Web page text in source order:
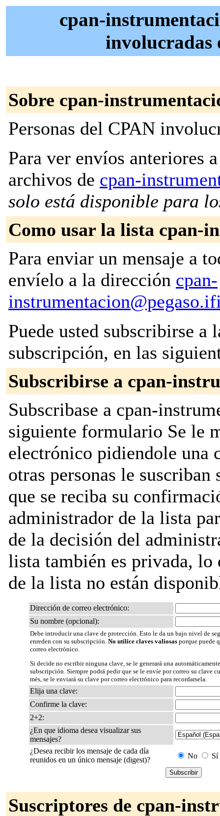
cpan-
involucradas
Sobre cpan-
Personas del CPAN
Para ver envíos anteriores
archivos de cpan-
solo está disponible para
Como usar la lista cpan-
Para enviar un mensaje a
envíelo a la dirección cpan-
Puede usted subscribirse a
subscripción, en las
Subscribirse a cpan-
Subscribase a cpan-
siguiente formulario Se le
electrónico pidiendole una
otras personas le
que se reciba su
administrador de la lista
de la decisión del
lista también es privada,
de la lista no están
Dirección de correo electrónico:
Su nombre (opcional):
Debe introducir una clave de protección. Esto le da un bajo nivel de
enreden con su subscripción. No utilice claves valiosas porque puede
correo electrónico.
Si decide no escribir ninguna clave, se le generará una
subscripción. Siempre podrá pedir que se le envíe por correo su clave
més, se le enviará su clave por correo electrónico para recordarsela.
Elija una clave:
Confirme la clave:
2+2:
¿En que idioma desea visualizar sus
mensajes?
¿Desea recibir los mensaje de cada día
reunidos en un único mensaje (digest)?
No Sí
Suscriptores de cpan-